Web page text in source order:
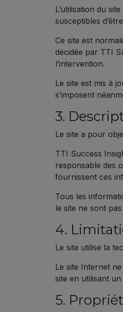
L’utilisation du
susceptibles
Ce site est
décidée par TTI
l’intervention.
Le site est mis à
s’imposent
3.
Le site a pour
TTI Success
responsable des
fournissent ces
Tous les
le site ne sont
4.
Le site utilise la
Le site Internet
site en utilisant
5.